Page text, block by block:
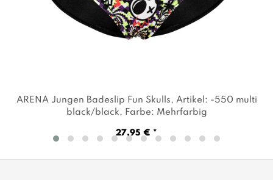
ARENA Jungen Badeslip Fun Skulls , Artikel: -550 multi
black/black , Farbe: Mehrfarbig
27,95 € *